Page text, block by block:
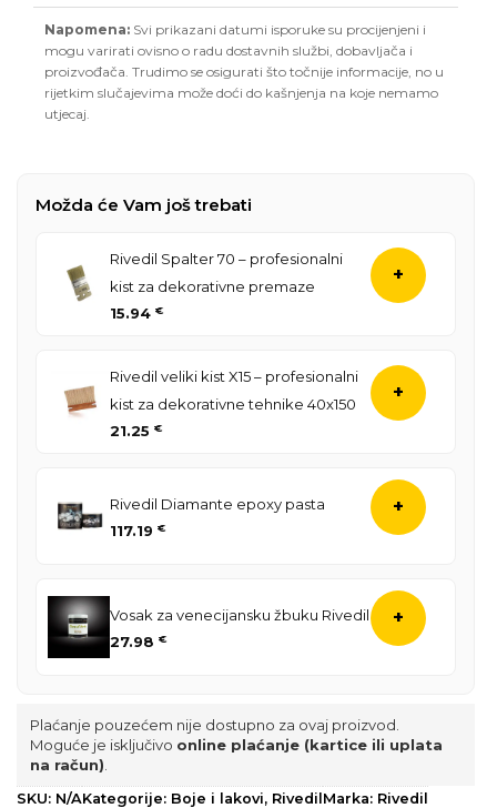
Napomena: Svi prikazani datumi isporuke su procijenjeni i
mogu varirati ovisno o radu dostavnih službi, dobavljača i
proizvođača. Trudimo se osigurati što točnije informacije, no u
rijetkim slučajevima može doći do kašnjenja na koje nemamo
utjecaj.
Možda će Vam još trebati
Rivedil Spalter 70 – profesionalni
kist za dekorativne premaze
15.94 €
+
Rivedil veliki kist X15 – profesionalni
kist za dekorativne tehnike 40x150
21.25 €
+
Rivedil Diamante epoxy pasta
117.19 €
+
Vosak za venecijansku žbuku Rivedil
27.98 €
+
Plaćanje pouzećem nije dostupno za ovaj proizvod.
Moguće je isključivo online plaćanje (kartice ili uplata
na račun)
SKU: N/AKategorije: Boje i lakovi, Rivedil Marka: Rivedil